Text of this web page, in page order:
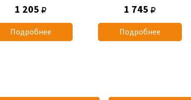
1 205
Подробнее
1 745
Подробнее